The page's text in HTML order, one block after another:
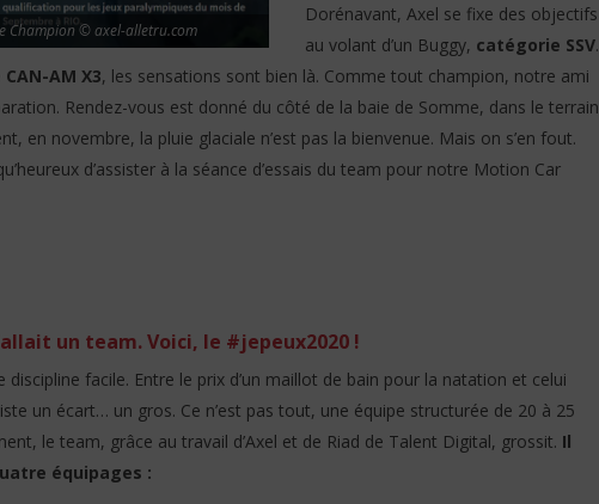
Champion © axel-alletru.com
Dorénavant, Axel se fixe des objectifs
au volant d’un Buggy, catégorie SSV.
CAN-AM X3, les sensations sont bien là. Comme tout champion, notre ami
Rendez-vous est donné du côté de la baie de Somme, dans le terrain
en novembre, la pluie glaciale n’est pas la bienvenue. Mais on s’en fout.
d’assister à la séance d’essais du team pour notre Motion Car
un team. Voici, le #jepeux2020 !
discipline facile. Entre le prix d’un maillot de bain pour la natation et celui
un écart… un gros. Ce n’est pas tout, une équipe structurée de 20 à 25
le team, grâce au travail d’Axel et de Riad de Talent Digital, grossit. Il
équipages :